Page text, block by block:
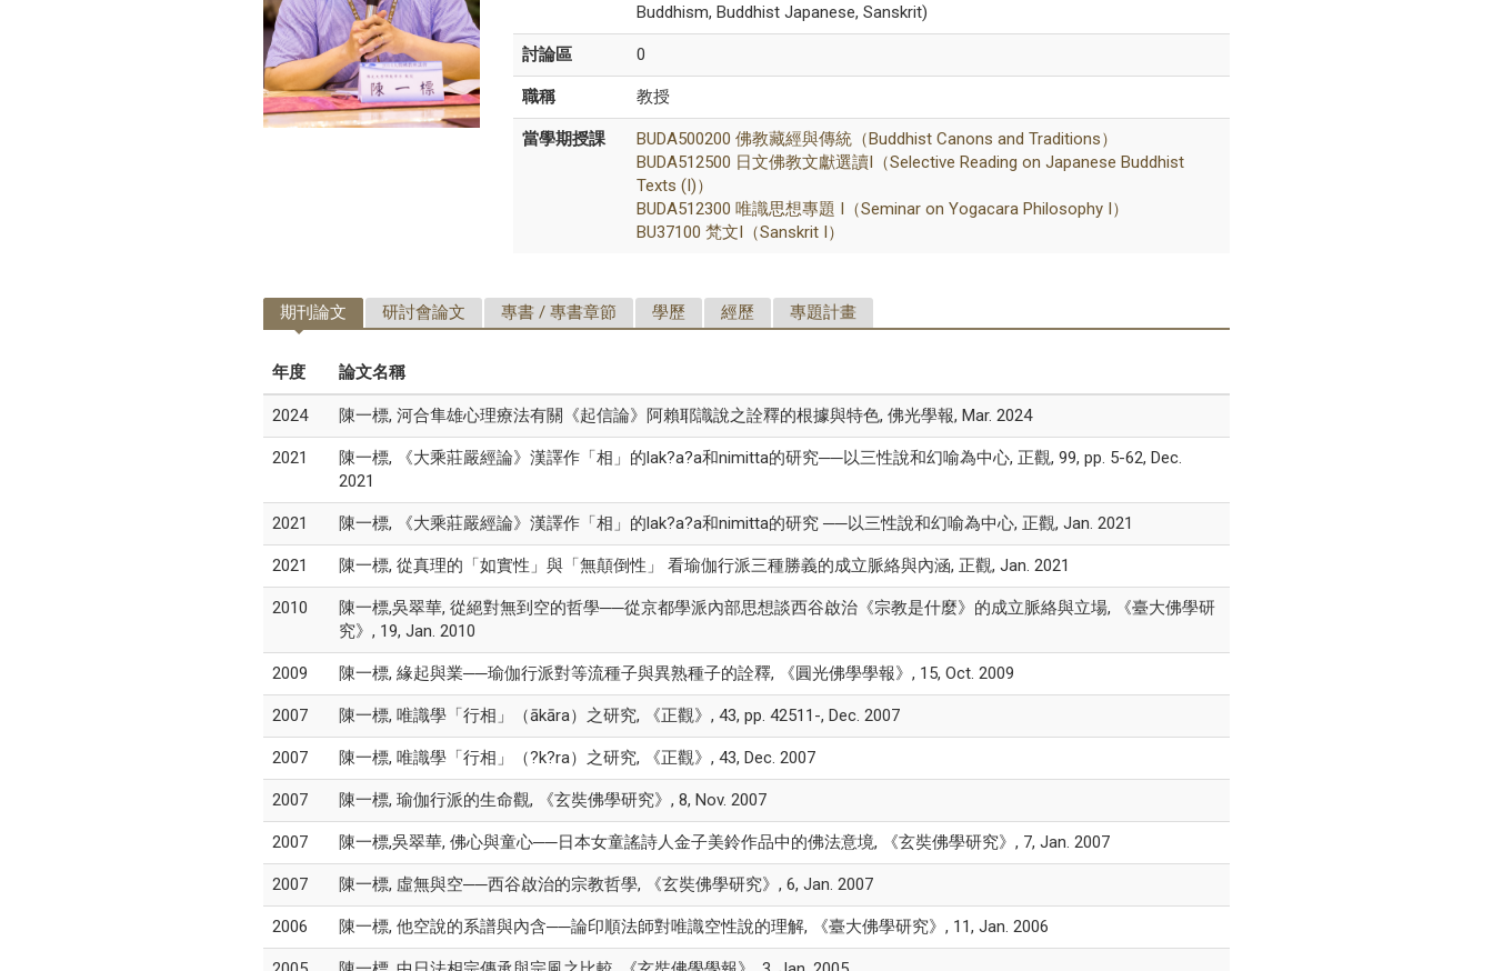
Buddhism, Buddhist Japanese, Sanskrit)
討論區 0
職稱 教授
當學期授課
BUDA500200 佛教藏經與傳統（Buddhist Canons and Traditions）
BUDA512500 日文佛教文獻選讀I（Selective Reading on Japanese Buddhist
Texts (I)）
BUDA512300 唯識思想專題 I（Seminar on Yogacara Philosophy I）
BU37100 梵文I（Sanskrit I）
期刊論文 研討會論文 專書 / 專書章節 學歷 經歷 專題計畫
年度 論文名稱
2024 陳一標, 河合隼雄心理療法有關《起信論》阿賴耶識說之詮釋的根據與特色, 佛光學報, Mar. 2024
2021
陳一標, 《大乘莊嚴經論》漢譯作「相」的lak?a?a和nimitta的研究──以三性說和幻喻為中心, 正觀, 99, pp. 5-62, Dec.
2021
2021 陳一標, 《大乘莊嚴經論》漢譯作「相」的lak?a?a和nimitta的研究 ──以三性說和幻喻為中心, 正觀, Jan. 2021
2021 陳一標, 從真理的「如實性」與「無顛倒性」 看瑜伽行派三種勝義的成立脈絡與內涵, 正觀, Jan. 2021
2010
陳一標,吳翠華, 從絕對無到空的哲學──從京都學派內部思想談西谷啟治《宗教是什麼》的成立脈絡與立場, 《臺大佛學研
究》, 19, Jan. 2010
2009 陳一標, 緣起與業──瑜伽行派對等流種子與異熟種子的詮釋, 《圓光佛學學報》, 15, Oct. 2009
2007 陳一標, 唯識學「行相」（ākāra）之研究, 《正觀》, 43, pp. 42511-, Dec. 2007
2007 陳一標, 唯識學「行相」（?k?ra）之研究, 《正觀》, 43, Dec. 2007
2007 陳一標, 瑜伽行派的生命觀, 《玄奘佛學研究》, 8, Nov. 2007
2007 陳一標,吳翠華, 佛心與童心──日本女童謠詩人金子美鈴作品中的佛法意境, 《玄奘佛學研究》, 7, Jan. 2007
2007 陳一標, 虛無與空──西谷啟治的宗教哲學, 《玄奘佛學研究》, 6, Jan. 2007
2006 陳一標, 他空說的系譜與內含──論印順法師對唯識空性說的理解, 《臺大佛學研究》, 11, Jan. 2006